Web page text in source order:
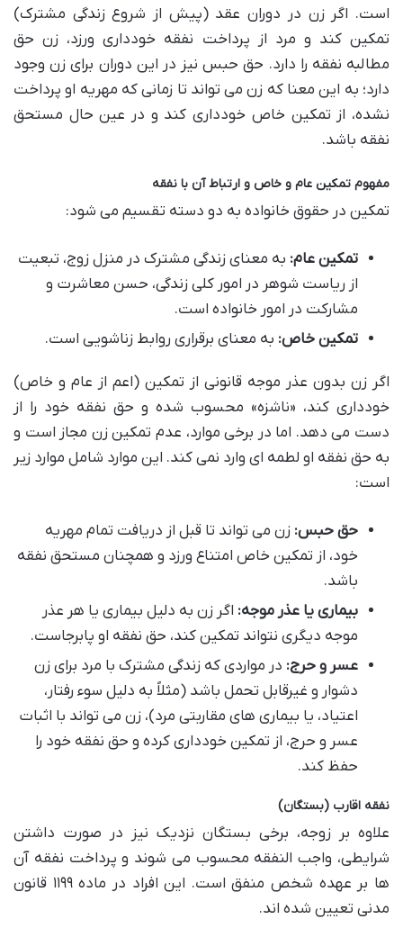
است. اگر زن در دوران عقد (پیش از شروع زندگی مشترک)
تمکین کند و مرد از پرداخت نفقه خودداری ورزد، زن حق
مطالبه نفقه را دارد. حق حبس نیز در این دوران برای زن وجود
دارد؛ به این معنا که زن می تواند تا زمانی که مهریه او پرداخت
نشده، از تمکین خاص خودداری کند و در عین حال مستحق
نفقه باشد.
مفهوم تمکین عام و خاص و ارتباط آن با نفقه
تمکین در حقوق خانواده به دو دسته تقسیم می شود:
تمکین عام: به معنای زندگی مشترک در منزل زوج، تبعیت
از ریاست شوهر در امور کلی زندگی، حسن معاشرت و
مشارکت در امور خانواده است.
تمکین خاص: به معنای برقراری روابط زناشویی است.
اگر زن بدون عذر موجه قانونی از تمکین (اعم از عام و خاص)
خودداری کند، «ناشزه» محسوب شده و حق نفقه خود را از
دست می دهد. اما در برخی موارد، عدم تمکین زن مجاز است و
به حق نفقه او لطمه ای وارد نمی کند. این موارد شامل موارد زیر
است:
حق حبس: زن می تواند تا قبل از دریافت تمام مهریه
خود، از تمکین خاص امتناع ورزد و همچنان مستحق نفقه
باشد.
بیماری یا عذر موجه: اگر زن به دلیل بیماری یا هر عذر
موجه دیگری نتواند تمکین کند، حق نفقه او پابرجاست.
عسر و حرج: در مواردی که زندگی مشترک با مرد برای زن
دشوار و غیرقابل تحمل باشد (مثلاً به دلیل سوء رفتار،
اعتیاد، یا بیماری های مقاربتی مرد)، زن می تواند با اثبات
عسر و حرج، از تمکین خودداری کرده و حق نفقه خود را
حفظ کند.
نفقه اقارب (بستگان)
علاوه بر زوجه، برخی بستگان نزدیک نیز در صورت داشتن
شرایطی، واجب النفقه محسوب می شوند و پرداخت نفقه آن
ها بر عهده شخص منفق است. این افراد در ماده ۱۱۹۹ قانون
مدنی تعیین شده اند.